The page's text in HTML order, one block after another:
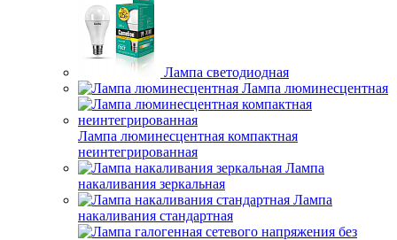
Лампа светодиодная
Лампа люминесцентная
Лампа люминесцентная компактная
неинтегрированная
Лампа
накаливания зеркальная
Лампа
накаливания стандартная